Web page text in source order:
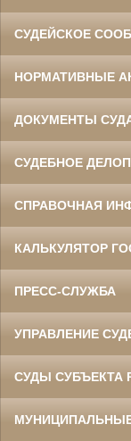
СУДЕЙСКОЕ
НОРМАТИВНЫЕ
ДОКУМЕНТЫ
СУДЕБНОЕ
СПРАВОЧНАЯ
КАЛЬКУЛЯТОР
ПРЕСС-СЛУЖБА
УПРАВЛЕНИЕ
СУДЫ СУБЪЕКТА